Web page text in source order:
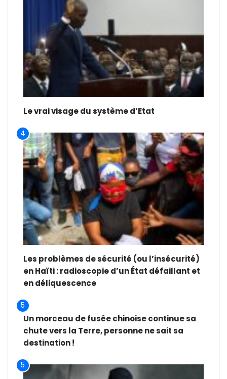
Le vrai visage du système d’Etat
4
Les problèmes de sécurité (ou l’insécurité)
en Haïti : radioscopie d’un État défaillant et
en déliquescence
5
Un morceau de fusée chinoise continue sa
chute vers la Terre, personne ne sait sa
destination !
5